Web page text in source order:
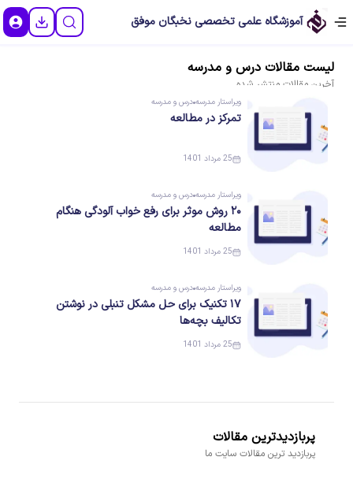
آموزشگاه علمی تخصصی نخبگان موفق
لیست مقالات درس و مدرسه
آخرین مقالات منتشر شده
ویراستار مدرسه درس و مدرسه
تمرکز در مطالعه
25 مرداد 1401
ویراستار مدرسه درس و مدرسه
۲۰ روش موثر برای رفع خواب آلودگی هنگام
مطالعه
25 مرداد 1401
ویراستار مدرسه درس و مدرسه
۱۷ تکنیک برای حل مشکل تنبلی در نوشتن
تکالیف بچه‌ها
25 مرداد 1401
پربازدیدترین مقالات
پربازدید ترین مقالات سایت ما